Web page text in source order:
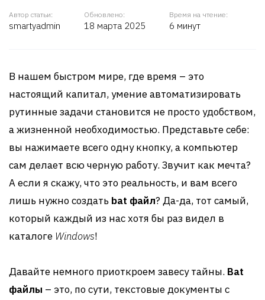
Автор статьи:
smartyadmin
Обновлено:
18 марта 2025
Время на чтение:
6 минут
В нашем быстром мире, где время – это
настоящий капитал, умение автоматизировать
рутинные задачи становится не просто удобством,
а жизненной необходимостью. Представьте себе:
вы нажимаете всего одну кнопку, а компьютер
сам делает всю черную работу. Звучит как мечта?
А если я скажу, что это реальность, и вам всего
лишь нужно создать bat файл? Да-да, тот самый,
который каждый из нас хотя бы раз видел в
каталоге Windows!
Давайте немного приоткроем завесу тайны. Bat
файлы – это, по сути, текстовые документы с